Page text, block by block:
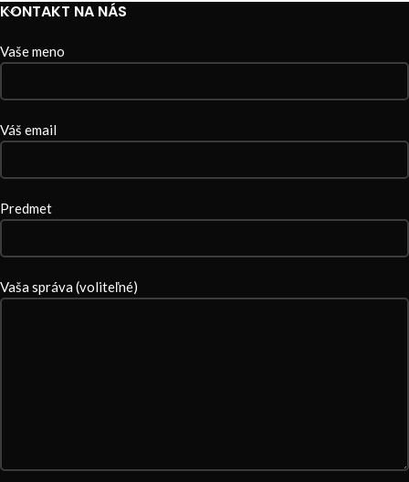
KONTAKT NA NÁS
Vaše meno
Váš email
Predmet
Vaša správa (voliteľné)